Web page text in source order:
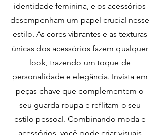
identidade feminina, e os acessórios
desempenham um papel crucial nesse
estilo. As cores vibrantes e as texturas
únicas dos acessórios fazem qualquer
look, trazendo um toque de
personalidade e elegância. Invista em
peças-chave que complementem o
seu guarda-roupa e reflitam o seu
estilo pessoal. Combinando moda e